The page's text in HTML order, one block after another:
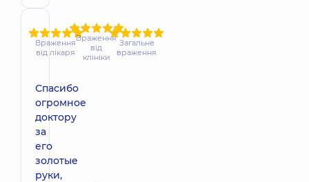
Враження
від лікаря
Враження
від
клініки
Загальне
враження
Спасибо
огромное
доктору
за
его
золотые
руки,